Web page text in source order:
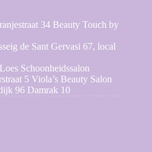
34 Beauty Touch by
de Sant Gervasi 67, local
Schoonheidssalon
5 Viola’s Beauty Salon
96 Damrak 10